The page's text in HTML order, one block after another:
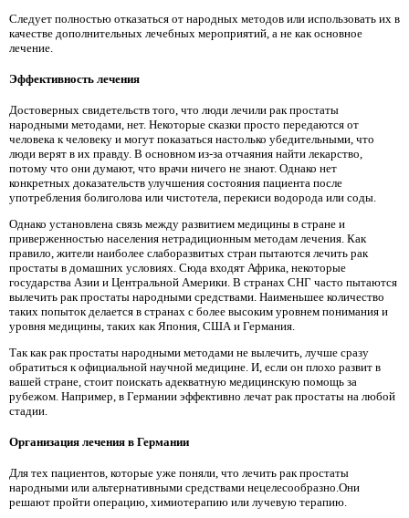
Следует полностью отказаться от народных методов или использовать их в
качестве дополнительных лечебных мероприятий, а не как основное
лечение.
Эффективность лечения
Достоверных свидетельств того, что люди лечили рак простаты
народными методами, нет. Некоторые сказки просто передаются от
человека к человеку и могут показаться настолько убедительными, что
люди верят в их правду. В основном из-за отчаяния найти лекарство,
потому что они думают, что врачи ничего не знают. Однако нет
конкретных доказательств улучшения состояния пациента после
употребления болиголова или чистотела, перекиси водорода или соды.
Однако установлена ​​связь между развитием медицины в стране и
приверженностью населения нетрадиционным методам лечения. Как
правило, жители наиболее слаборазвитых стран пытаются лечить рак
простаты в домашних условиях. Сюда входят Африка, некоторые
государства Азии и Центральной Америки. В странах СНГ часто пытаются
вылечить рак простаты народными средствами. Наименьшее количество
таких попыток делается в странах с более высоким уровнем понимания и
уровня медицины, таких как Япония, США и Германия.
Так как рак простаты народными методами не вылечить, лучше сразу
обратиться к официальной научной медицине. И, если он плохо развит в
вашей стране, стоит поискать адекватную медицинскую помощь за
рубежом. Например, в Германии эффективно лечат рак простаты на любой
стадии.
Организация лечения в Германии
Для тех пациентов, которые уже поняли, что лечить рак простаты
народными или альтернативными средствами нецелесообразно.Они
решают пройти операцию, химиотерапию или лучевую терапию.